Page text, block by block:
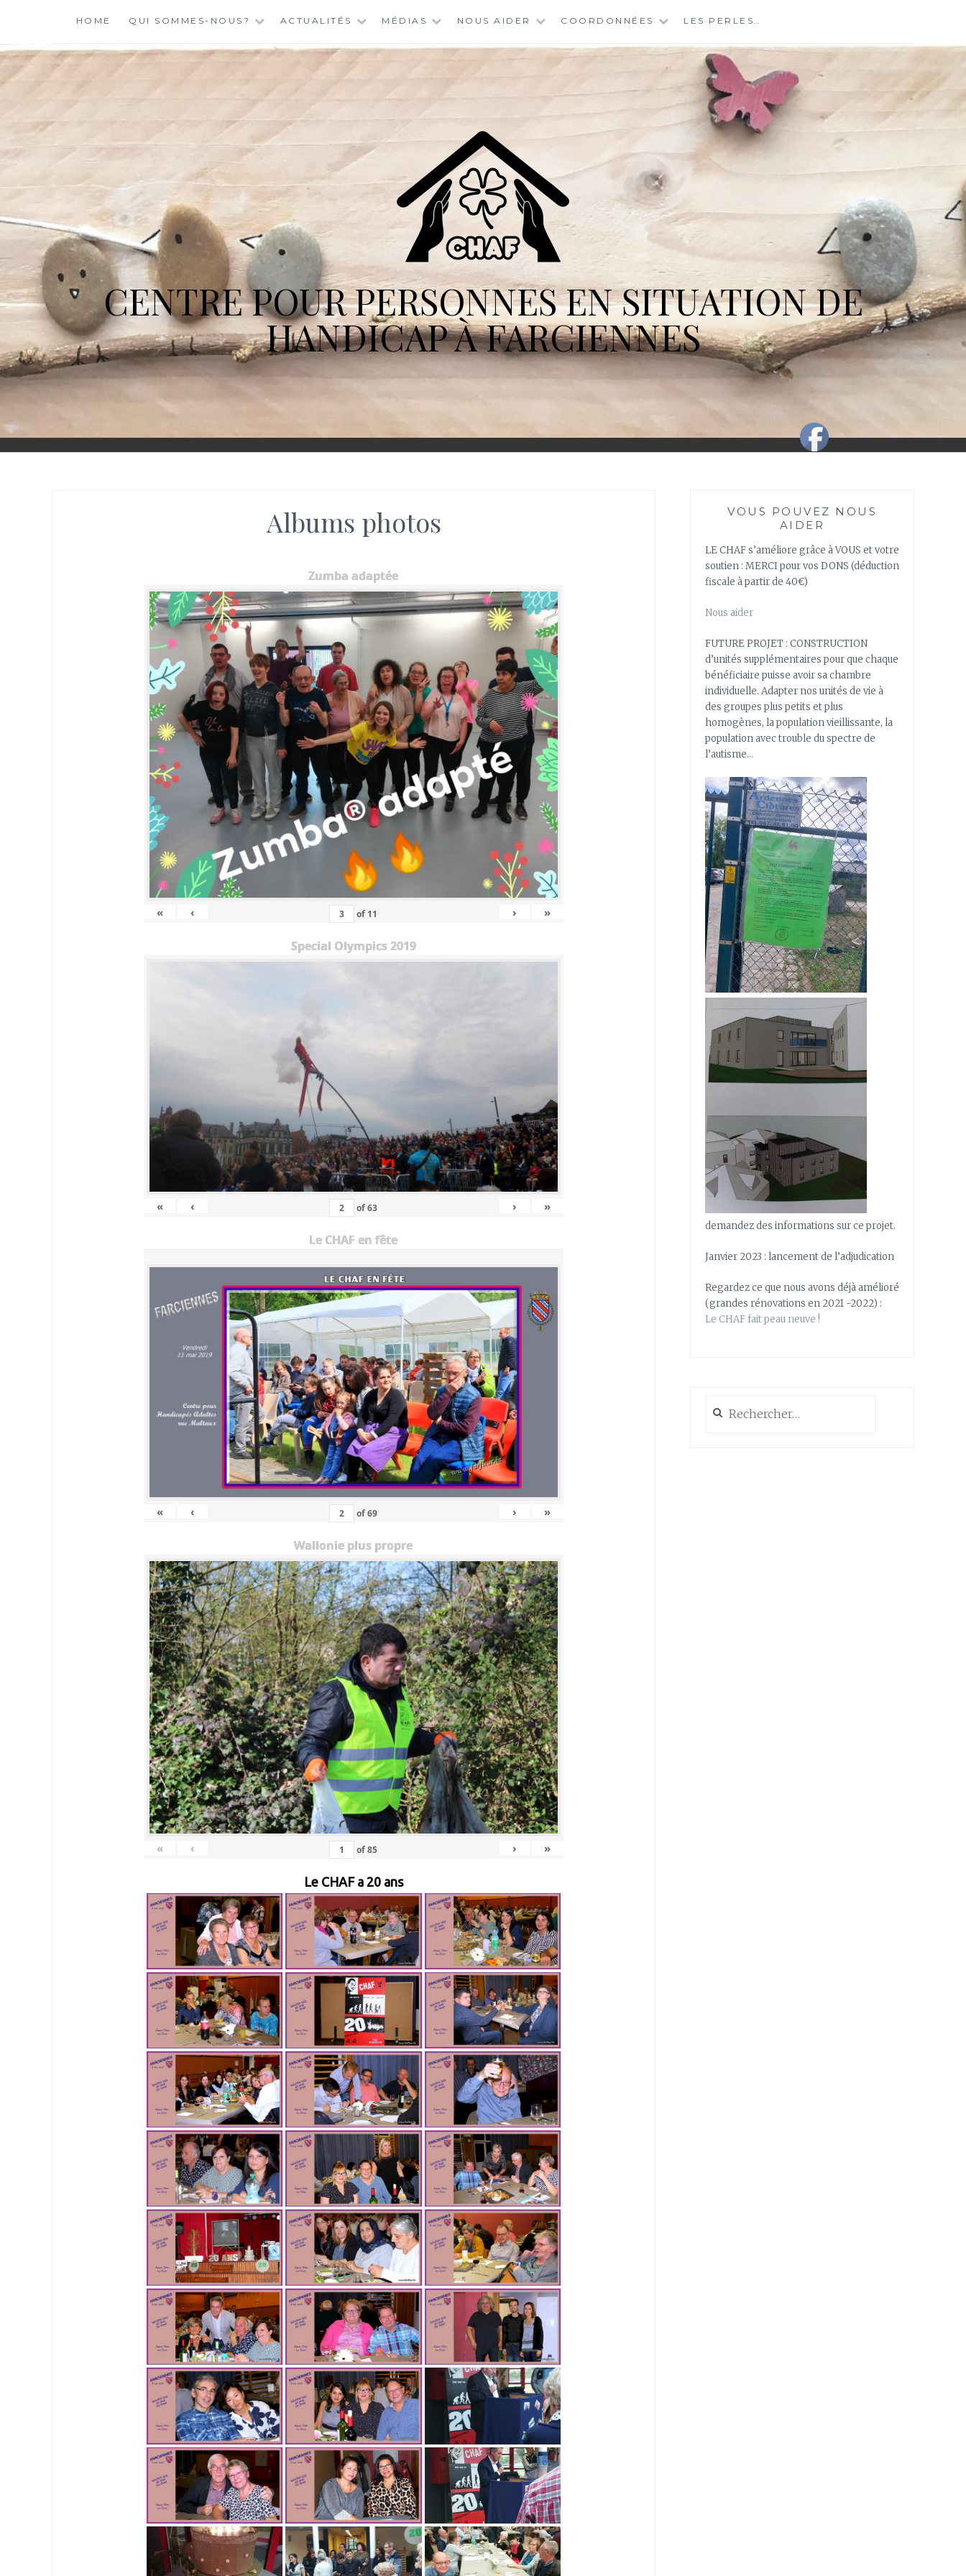
content
HOME QUI SOMMES-NOUS? ACTUALITÉS MÉDIAS NOUS AIDER COORDONNÉES LES PERLES…
CENTRE POUR PERSONNES EN SITUATION DE
HANDICAP À FARCIENNES
Albums photos
Zumba adaptée
« ‹ of 11 › »
Special Olympics 2019
« ‹ of63 › »
Le CHAF en fête
« ‹ of69 › »
Wallonie plus propre
« ‹ of85 › »
Le CHAF a 20 ans
VOUS POUVEZ NOUS
AIDER
LE CHAF s’améliore grâce à VOUS et votre
soutien : MERCI pour vos DONS (déduction
fiscale à partir de 40€)
Nous aider
FUTURE PROJET : CONSTRUCTION
d’unités supplémentaires pour que chaque
bénéficiaire puisse avoir sa chambre
individuelle. Adapter nos unités de vie à
des groupes plus petits et plus
homogènes, la population vieillissante, la
population avec trouble du spectre de
l’autisme…
demandez des informations sur ce projet.
Janvier 2023 : lancement de l’adjudication
Regardez ce que nous avons déjà amélioré
(grandes rénovations en 2021 -2022) :
Le CHAF fait peau neuve !